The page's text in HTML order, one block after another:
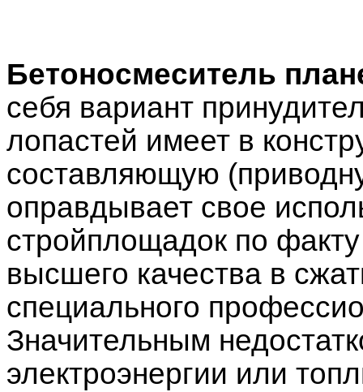
Бетоносмеситель
себя вариант
лопастей имеет в
составляющую
оправдывает свое
стройплощадок по
высшего качества в
специального
Значительным
электроэнергии или